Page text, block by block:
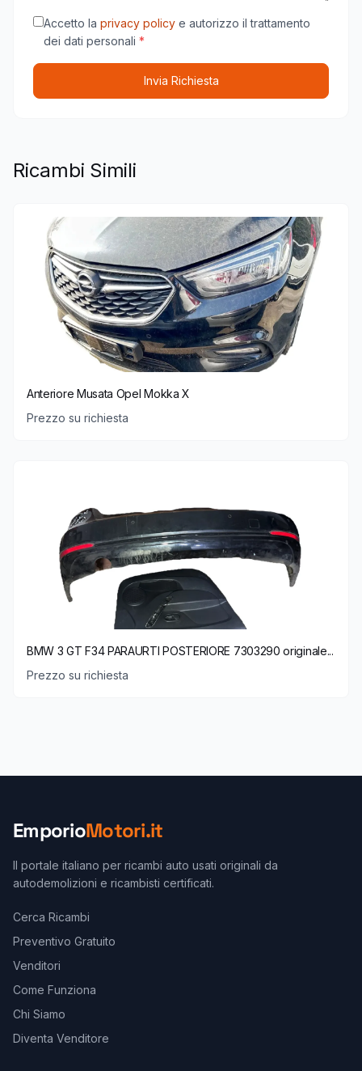
Accetto la privacy policy e autorizzo il trattamento
dei dati personali *
Invia Richiesta
Ricambi Simili
Anteriore Musata Opel Mokka X
Prezzo su richiesta
BMW 3 GT F34 PARAURTI POSTERIORE 7303290 originale...
Prezzo su richiesta
EmporioMotori.it
Il portale italiano per ricambi auto usati originali da
autodemolizioni e ricambisti certificati.
Cerca Ricambi
Preventivo Gratuito
Venditori
Come Funziona
Chi Siamo
Diventa Venditore